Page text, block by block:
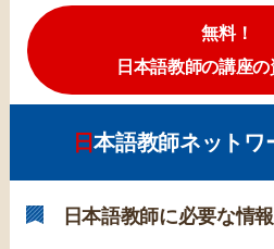
無料！
日本語教師の講座
日本語教師ネット
日本語教師に必要な情